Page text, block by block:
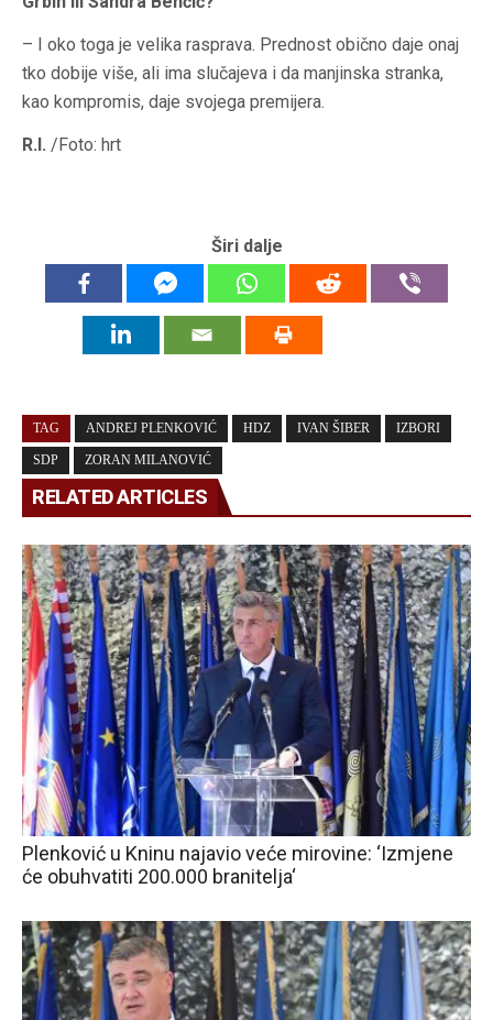
– I oko toga je velika rasprava. Prednost obično daje onaj
tko dobije više, ali ima slučajeva i da manjinska stranka,
kao kompromis, daje svojega premijera.
R.I. /Foto: hrt
Širi dalje
TAG ANDREJ PLENKOVIĆ HDZ IVAN ŠIBER IZBORI
SDP ZORAN MILANOVIĆ
RELATED ARTICLES
Plenković u Kninu najavio veće mirovine: ‘Izmjene
će obuhvatiti 200.000 branitelja‘